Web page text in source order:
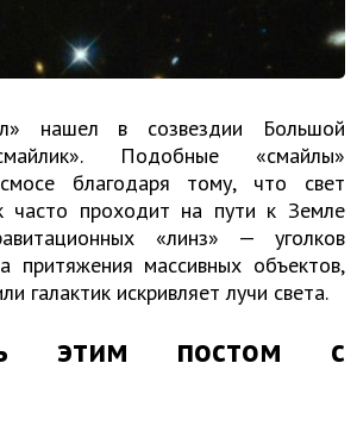
нашел в созвездии Большой
Подобные «смайлы»
благодаря тому, что свет
часто проходит на пути к Земле
«линз» — уголков
притяжения массивных объектов,
галактик искривляет лучи света.
этим постом с